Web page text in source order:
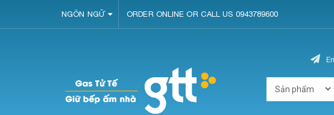
NGÔN NGỮ ORDER ONLINE OR CALL US 0943789600